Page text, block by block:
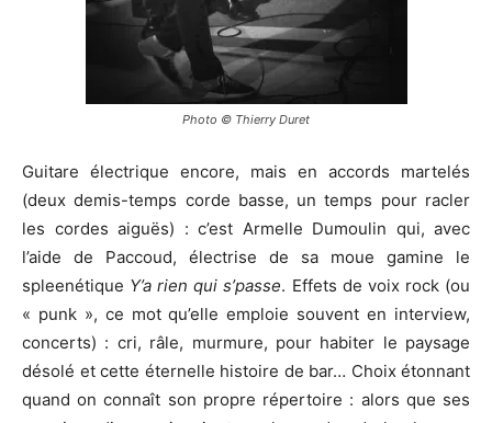
Photo © Thierry Duret
Guitare électrique encore, mais en accords martelés
(deux demis-temps corde basse, un temps pour racler
les cordes aiguës) : c’est Armelle Dumoulin qui, avec
l’aide de Paccoud, électrise de sa moue gamine le
spleenétique Y’a rien qui s’passe. Effets de voix rock (ou
« punk », ce mot qu’elle emploie souvent en interview,
concerts) : cri, râle, murmure, pour habiter le paysage
désolé et cette éternelle histoire de bar… Choix étonnant
quand on connaît son propre répertoire : alors que ses